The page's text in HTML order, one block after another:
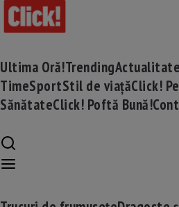
Ultima Oră!TrendingActualitate
TimeSportStil de viațăClick!
SănătateClick! Poftă Bună!